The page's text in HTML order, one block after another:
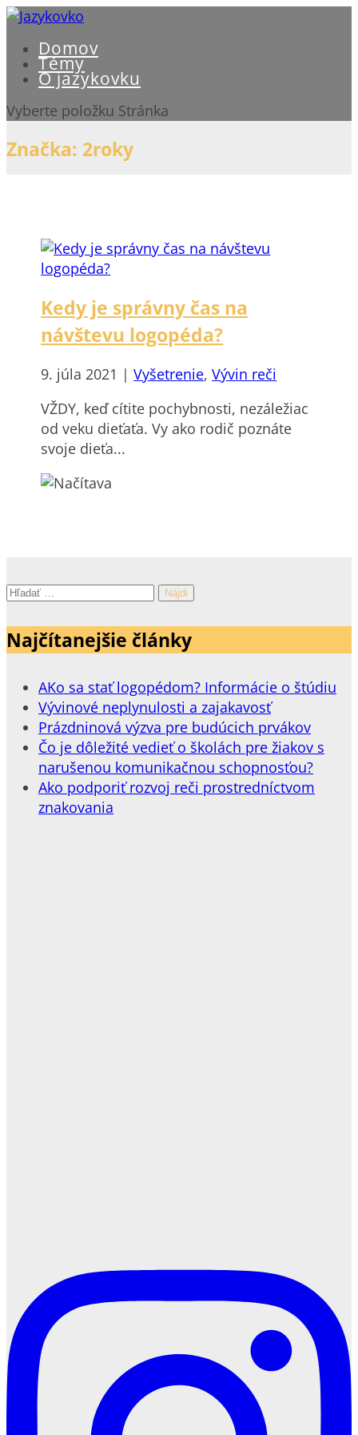
Domov
Témy
O jazykovku
Vyberte položku Stránka
Značka: 2roky
Kedy je správny čas na
návštevu logopéda?
9. júla 2021 |Vyšetrenie,Vývin reči
VŽDY, keď cítite pochybnosti, nezáležiac
od veku dieťaťa. Vy ako rodič poznáte
svoje dieťa...
Hľadať:
Najčítanejšie články
AKo sa stať logopédom? Informácie o štúdiu
Vývinové neplynulosti a zajakavosť
Prázdninová výzva pre budúcich prvákov
Čo je dôležité vedieť o školách pre žiakov s
narušenou komunikačnou schopnosťou?
Ako podporiť rozvoj reči prostredníctvom
znakovania